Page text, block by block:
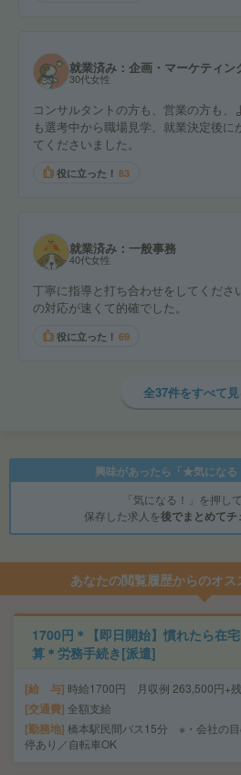
就業済み：企画・マーケティン
30代女性
コンサルタントの方も、営業の方も、
も選考中から職場見学、就業決定後に
てくださいました。
役に立った！ 83
就業済み：一般事務
40代女性
丁寧に指導と打ち合わせをしてくださ
の対応が速くて的確でした。
役に立った！ 69
全37件をすべて
興味があったら「★気になる
「気になる！」を押し
保存した求人を後でまとめてチ
あなたの閲覧履歴からのオ
1700円＊【即日開始】慣れたら在
算＊労務手続き[派遣]
給 与 時給1700円 月収例 263,500円+
交通費 全額支給
勤務地 橋本駅民間バス15分 ※・会社の目
停あり／自転車OK